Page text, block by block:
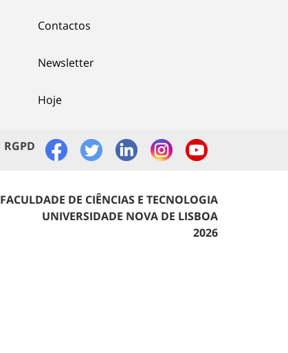
Contactos
Newsletter
Hoje
RGPD
FACULDADE DE CIÊNCIAS E TECNOLOGIA
UNIVERSIDADE NOVA DE LISBOA
2026